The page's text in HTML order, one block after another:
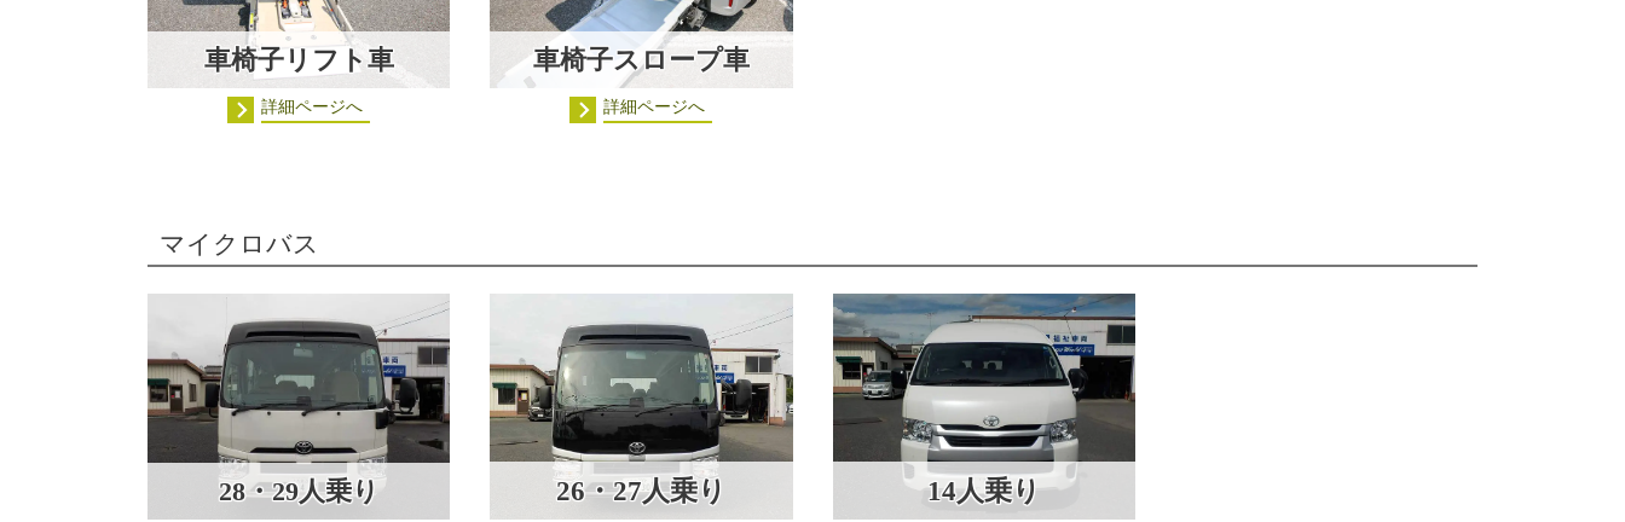
車椅子リフト車
詳細ページへ
車椅子スロープ車
詳細ページへ
マイクロバス
28・29人乗り 26・27人乗り 14人乗り